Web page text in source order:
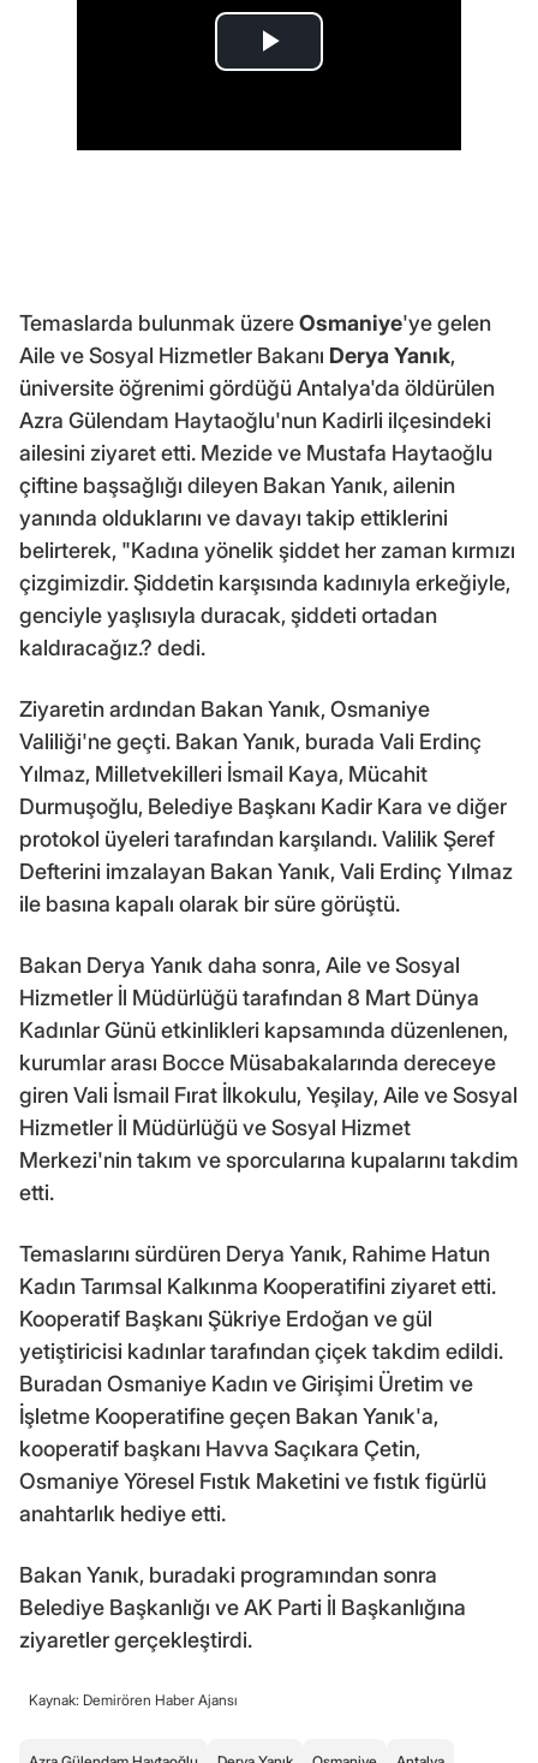
Temaslarda bulunmak üzereOsmaniye'ye gelen
Aile ve Sosyal Hizmetler Bakanı Derya Yanık,
üniversite öğrenimi gördüğü Antalya'da öldürülen
Azra Gülendam Haytaoğlu'nun Kadirli ilçesindeki
ailesini ziyaret etti. Mezide ve Mustafa Haytaoğlu
çiftine başsağlığı dileyen Bakan Yanık, ailenin
yanında olduklarını ve davayı takip ettiklerini
belirterek, "Kadına yönelik şiddet her zaman kırmızı
çizgimizdir. Şiddetin karşısında kadınıyla erkeğiyle,
genciyle yaşlısıyla duracak, şiddeti ortadan
kaldıracağız.? dedi.
Ziyaretin ardından Bakan Yanık, Osmaniye
Valiliği'ne geçti. Bakan Yanık, burada Vali Erdinç
Yılmaz, Milletvekilleri İsmail Kaya, Mücahit
Durmuşoğlu, Belediye Başkanı Kadir Kara ve diğer
protokol üyeleri tarafından karşılandı. Valilik Şeref
Defterini imzalayan Bakan Yanık, Vali Erdinç Yılmaz
ile basına kapalı olarak bir süre görüştü.
Bakan Derya Yanık daha sonra, Aile ve Sosyal
Hizmetler İl Müdürlüğü tarafından 8 Mart Dünya
Kadınlar Günü etkinlikleri kapsamında düzenlenen,
kurumlar arası Bocce Müsabakalarında dereceye
giren Vali İsmail Fırat İlkokulu, Yeşilay, Aile ve Sosyal
Hizmetler İl Müdürlüğü ve Sosyal Hizmet
Merkezi'nin takım ve sporcularına kupalarını takdim
etti.
Temaslarını sürdüren Derya Yanık, Rahime Hatun
Kadın Tarımsal Kalkınma Kooperatifini ziyaret etti.
Kooperatif Başkanı Şükriye Erdoğan ve gül
yetiştiricisi kadınlar tarafından çiçek takdim edildi.
Buradan Osmaniye Kadın ve Girişimi Üretim ve
İşletme Kooperatifine geçen Bakan Yanık'a,
kooperatif başkanı Havva Saçıkara Çetin,
Osmaniye Yöresel Fıstık Maketini ve fıstık figürlü
anahtarlık hediye etti.
Bakan Yanık, buradaki programından sonra
Belediye Başkanlığı ve AK Parti İl Başkanlığına
ziyaretler gerçekleştirdi.
Kaynak: Demirören Haber Ajansı